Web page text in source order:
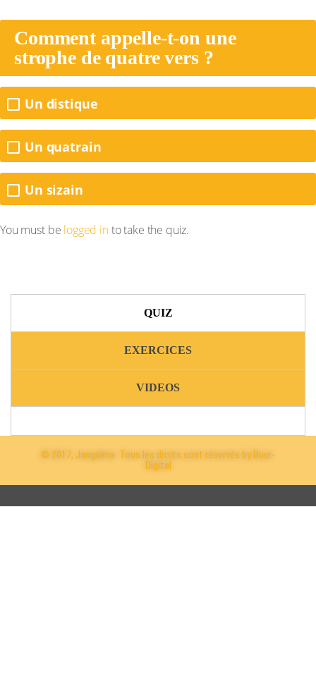
Comment appelle-t-on une
strophe de quatre vers ?
Un distique
Un quatrain
Un sizain
You must be logged into take the quiz.
QUIZ
EXERCICES
VIDEOS
© 2017, Jangalma. Tous les droits sont réservés by Buur-
Digital